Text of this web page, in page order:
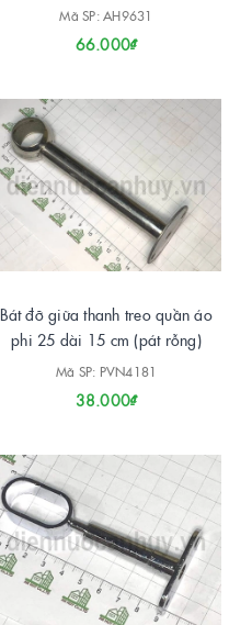
Mã SP: AH9631
66.000₫
Bát đỡ giữa thanh treo quần áo
phi 25 dài 15 cm (pát rỗng)
Mã SP: PVN4181
38.000₫